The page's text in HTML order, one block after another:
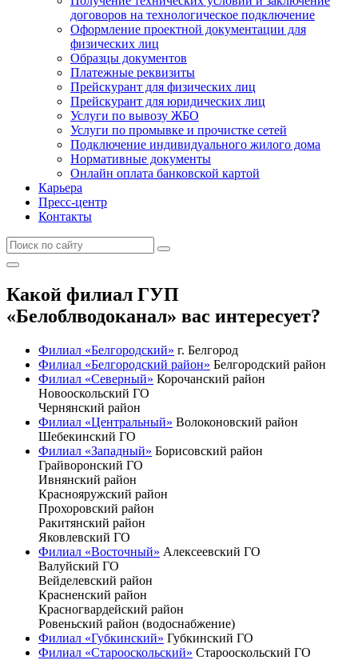
договоров на технологическое подключение
Оформление проектной документации для
физических лиц
Образцы документов
Платежные реквизиты
Прейскурант для физических лиц
Прейскурант для юридических лиц
Услуги по вывозу ЖБО
Услуги по промывке и прочистке сетей
Подключение индивидуального жилого дома
Нормативные документы
Онлайн оплата банковской картой
Карьера
Пресс-центр
Контакты
Какой филиал ГУП
«Белоблводоканал» вас интересует?
Филиал «Белгородский» г. Белгород
Филиал «Белгородский район» Белгородский район
Филиал «Северный» Корочанский район
Новооскольский ГО
Чернянский район
Филиал «Центральный» Волоконовский район
Шебекинский ГО
Филиал «Западный» Борисовский район
Грайворонский ГО
Ивнянский район
Краснояружский район
Прохоровский район
Ракитянский район
Яковлевский ГО
Филиал «Восточный» Алексеевский ГО
Валуйский ГО
Вейделевский район
Красненский район
Красногвардейский район
Ровеньский район (водоснабжение)
Филиал «Губкинский» Губкинский ГО
Филиал «Старооскольский» Старооскольский ГО